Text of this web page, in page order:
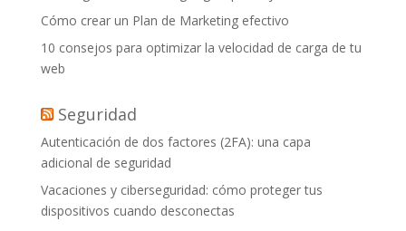
Cómo crear un Plan de Marketing efectivo
10 consejos para optimizar la velocidad de carga de tu
web
Seguridad
Autenticación de dos factores (2FA): una capa
adicional de seguridad
Vacaciones y ciberseguridad: cómo proteger tus
dispositivos cuando desconectas